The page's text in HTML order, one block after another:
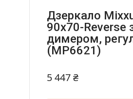
Дзеркало
90x70-Reverse
димером,
(MP6621)
5 447 ₴